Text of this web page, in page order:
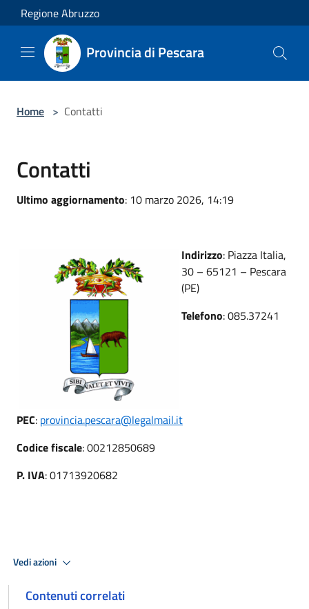
Salta al contenuto principale
Regione Abruzzo
Provincia di Pescara
Home > Contatti
Contatti
Ultimo aggiornamento: 10 marzo 2026, 14:19
Indirizzo: Piazza Italia,
30 – 65121 – Pescara
(PE)
Telefono: 085.37241
PEC: provincia.pescara@legalmail.it
Codice fiscale: 00212850689
P. IVA: 01713920682
Vedi azioni
Contenuti correlati